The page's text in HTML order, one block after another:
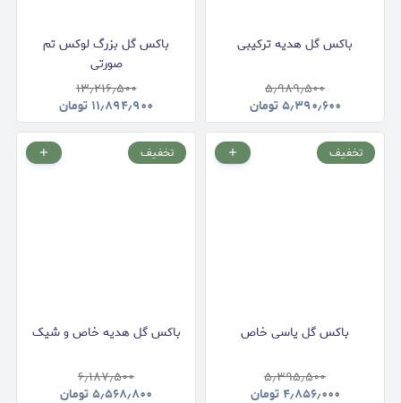
باکس گل هدیه ترکیبی
۵٫۹۸۹٫۵۰۰
۵٫۳۹۰٫۶۰۰تومان
باکس گل بزرگ لوکس تم
صورتی
۱۳٫۲۱۶٫۵۰۰
۱۱٫۸۹۴٫۹۰۰ تومان
تخفیف
باکس گل یاسی خاص
۵٫۳۹۵٫۵۰۰
۴٫۸۵۶٫۰۰۰ تومان
تخفیف
باکس گل هدیه خاص و شیک
۶٫۱۸۷٫۵۰۰
۵٫۵۶۸٫۸۰۰تومان